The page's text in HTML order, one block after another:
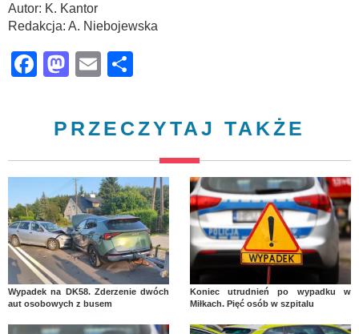
Autor: K. Kantor
Redakcja: A. Niebojewska
Facebook
Mastodon
Email
PRZECZYTAJ TAKŻE
Wypadek na DK58. Zderzenie dwóch
aut osobowych z busem
Koniec utrudnień po wypadku w
Miłkach. Pięć osób w szpitalu